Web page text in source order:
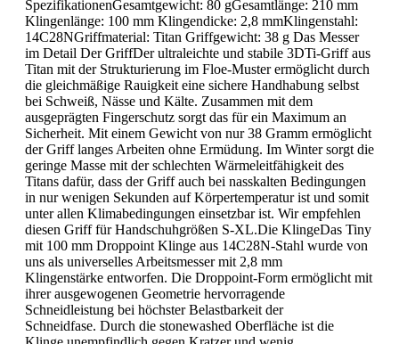
SpezifikationenGesamtgewicht: 80 gGesamtlänge: 210 mm
Klingenlänge: 100 mm Klingendicke: 2,8 mmKlingenstahl:
14C28NGriffmaterial: Titan Griffgewicht: 38 g Das Messer
im Detail Der GriffDer ultraleichte und stabile 3DTi-Griff aus
Titan mit der Strukturierung im Floe-Muster ermöglicht durch
die gleichmäßige Rauigkeit eine sichere Handhabung selbst
bei Schweiß, Nässe und Kälte. Zusammen mit dem
ausgeprägten Fingerschutz sorgt das für ein Maximum an
Sicherheit. Mit einem Gewicht von nur 38 Gramm ermöglicht
der Griff langes Arbeiten ohne Ermüdung. Im Winter sorgt die
geringe Masse mit der schlechten Wärmeleitfähigkeit des
Titans dafür, dass der Griff auch bei nasskalten Bedingungen
in nur wenigen Sekunden auf Körpertemperatur ist und somit
unter allen Klimabedingungen einsetzbar ist. Wir empfehlen
diesen Griff für Handschuhgrößen S-XL.Die KlingeDas Tiny
mit 100 mm Droppoint Klinge aus 14C28N-Stahl wurde von
uns als universelles Arbeitsmesser mit 2,8 mm
Klingenstärke entworfen. Die Droppoint-Form ermöglicht mit
ihrer ausgewogenen Geometrie hervorragende
Schneidleistung bei höchster Belastbarkeit der
Schneidfase. Durch die stonewashed Oberfläche ist die